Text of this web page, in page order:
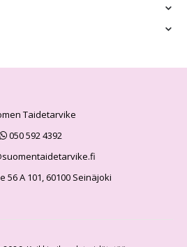
Taidetarvike
050 592 4392
56 A 101, 60100 Seinäjoki